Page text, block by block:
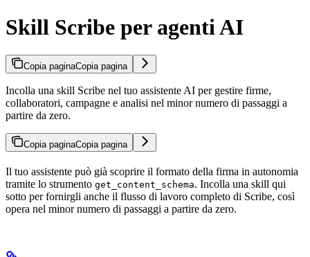
Skill Scribe per agenti AI
Copia paginaCopia pagina
Incolla una skill Scribe nel tuo assistente AI per gestire firme,
collaboratori, campagne e analisi nel minor numero di passaggi a
partire da zero.
Copia paginaCopia pagina
Il tuo assistente può già scoprire il formato della firma in autonomia
tramite lo strumento get_content_schema. Incolla una skill qui
sotto per fornirgli anche il flusso di lavoro completo di Scribe, così
opera nel minor numero di passaggi a partire da zero.